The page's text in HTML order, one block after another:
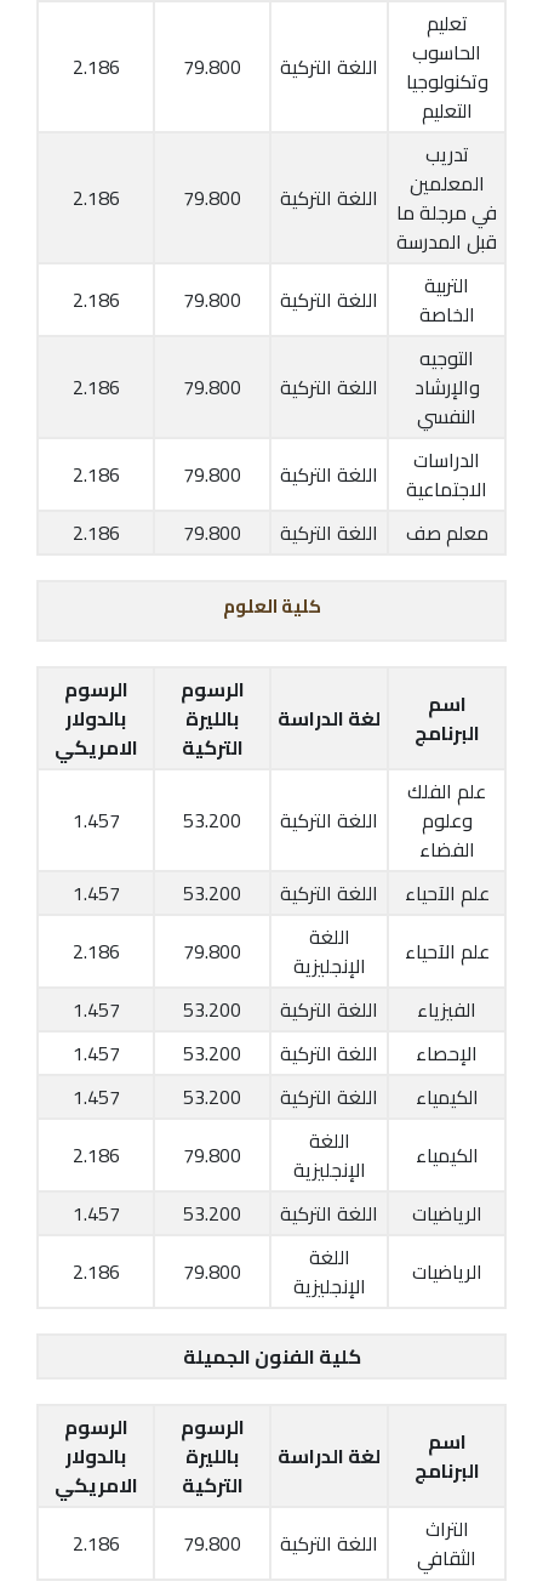
تعليم
الحاسوب
وتكنولوجيا
التعليم
اللغة التركية 79.800
2.186
تدريب
المعلمين
في مرجلة ما
قبل المدرسة
اللغة التركية 79.800
2.186
التربية
الخاصة
اللغة التركية 79.800
2.186
التوجيه
والإرشاد
النفسي
اللغة التركية 79.800
2.186
الدراسات
الاجتماعية
اللغة التركية 79.800
2.186
معلم صف
اللغة التركية 79.800
2.186
كلية العلوم
اسم
البرنامج
لغة الدراسة
الرسوم
بالليرة
التركية
الرسوم
بالدولار
الامريكي
علم الفلك
وعلوم
الفضاء
اللغة التركية 53.200
1.457
علم الآحياء
اللغة التركية 53.200
1.457
علم الآحياء
اللغة
الإنجليزية
79.800
2.186
الفيزياء
اللغة التركية 53.200
1.457
الإحصاء
اللغة التركية 53.200
1.457
الكيمياء
اللغة التركية 53.200
1.457
الكيمياء
اللغة
الإنجليزية
79.800
2.186
الرياضيات
اللغة التركية 53.200
1.457
الرياضيات
اللغة
الإنجليزية
79.800
2.186
كلية الفنون الجميلة
اسم
البرنامج
لغة الدراسة
الرسوم
بالليرة
التركية
الرسوم
بالدولار
الامريكي
التراث
الثقافي
اللغة التركية 79.800
2.186